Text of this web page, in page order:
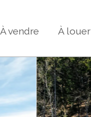
À vendre À louer